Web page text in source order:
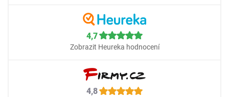
4,7
Zobrazit Heureka hodnocení
4,8